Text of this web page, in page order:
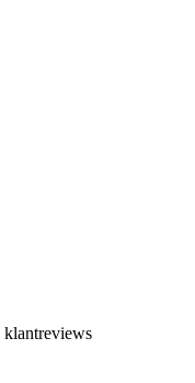
klantreviews